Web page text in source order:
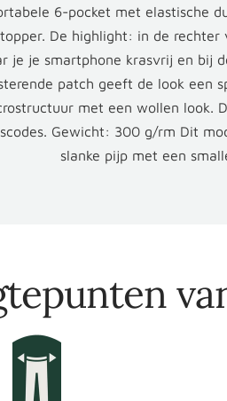
6-pocket met elastische
De highlight: in de rechter
je je smartphone krasvrij en bij
patch geeft de look een
met een wollen look.
Gewicht: 300 g/rm Dit
slanke pijp met een